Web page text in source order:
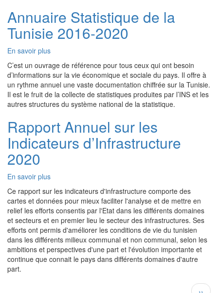
Annuaire Statistique de la
Tunisie 2016-2020
En savoir plus
Annuaire
Statistique
de
la
Tunisie
2016-
C’est un ouvrage de référence pour tous ceux qui ont besoin
d’informations sur la vie économique et sociale du pays. Il offre à
un rythme annuel une vaste documentation chiffrée sur la Tunisie.
Il est le fruit de la collecte de statistiques produites par l’INS et les
autres structures du système national de la statistique.
Rapport Annuel sur les
Indicateurs d’Infrastructure
2020
En savoir plus
Rapport
Annuel
sur
les
Indicateurs
d’Infrastructure
2020
Ce rapport sur les indicateurs d'infrastructure comporte des
cartes et données pour mieux faciliter l'analyse et de mettre en
relief les efforts consentis par l'Etat dans les différents domaines
et secteurs et en premier lieu le secteur des infrastructures. Ses
efforts ont permis d'améliorer les conditions de vie du tunisien
dans les différents milieux communal et non communal, selon les
ambitions et perspectives d'une part et l'évolution importante et
continue que connait le pays dans différents domaines d'autre
part.
Page